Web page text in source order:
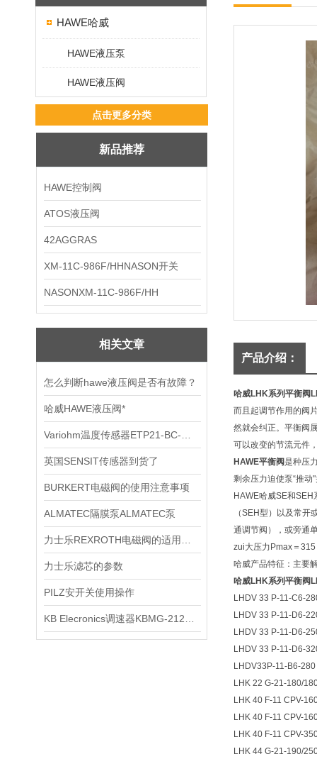
HAWE哈威
HAWE液压泵
HAWE液压阀
点击更多分类
新品推荐
HAWE控制阀
ATOS液压阀
42AGGRAS
XM-11C-986F/HHNASON开关
NASONXM-11C-986F/HH
相关文章
怎么判断hawe液压阀是否有故障？
哈威HAWE液压阀*
英国SENSIT传感器到货了
BURKERT电磁阀的使用注意事项
ALMATEC隔膜泵ALMATEC泵
力士乐滤芯的参数
PILZ安开关使用操作
产品介绍：
哈威LHK系列平衡阀
而且起调节作用的阀
然就会纠正。平衡阀
可以改变的节流元件
HAWE平衡阀是种压
剩余压力迫使泵“推
HAWE哈威SE和
（SEH型）以及常
通调节阀），或旁通
zui大压力Pmax＝
哈威产品特征：主要
哈威LHK系列平衡阀
LHDV 33 P-11-C6-
LHDV 33 P-11-D6-
LHDV 33 P-11-D6-
LHDV 33 P-11-D6-
LHDV33P-11-B6-280
LHK 22 G-21-180/
LHK 40 F-11 CPV-
LHK 40 F-11 CPV-
LHK 40 F-11 CPV-
LHK 44 G-21-190/